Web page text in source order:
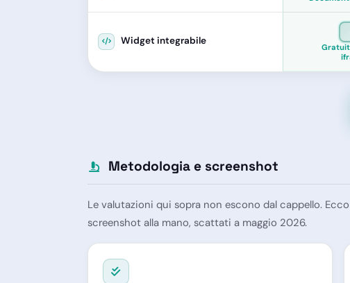
Widget integrabile
Metodologia e screenshot
Le valutazioni qui sopra non escono dal cappello.
screenshot alla mano, scattati a maggio 2026.